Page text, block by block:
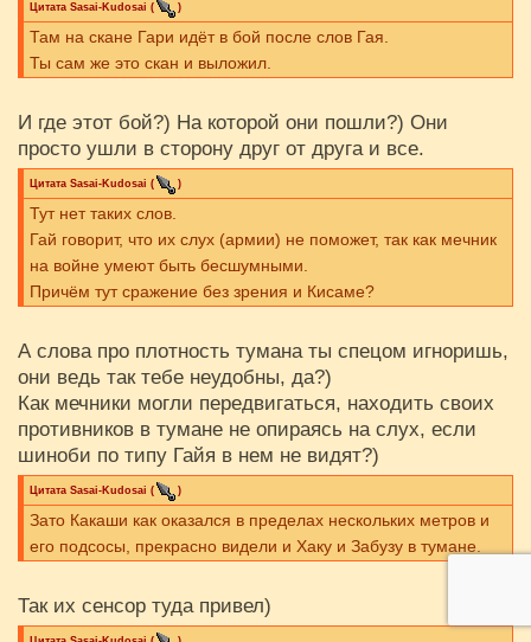
Цитата Sasai-Kudosai ( )
Там на скане Гари идёт в бой после слов Гая.
Ты сам же это скан и выложил.
И где этот бой?) На которой они пошли?) Они
просто ушли в сторону друг от друга и все.
Цитата Sasai-Kudosai ( )
Тут нет таких слов.
Гай говорит, что их слух (армии) не поможет, так как мечник
на войне умеют быть бесшумными.
Причём тут сражение без зрения и Кисаме?
А слова про плотность тумана ты спецом игноришь,
они ведь так тебе неудобны, да?)
Как мечники могли передвигаться, находить своих
противников в тумане не опираясь на слух, если
шиноби по типу Гайя в нем не видят?)
Цитата Sasai-Kudosai ( )
Зато Какаши как оказался в пределах нескольких метров и
его подсосы, прекрасно видели и Хаку и Забузу в тумане.
Так их сенсор туда привел)